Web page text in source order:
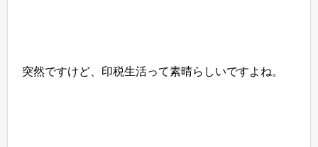
突然ですけど、印税生活って素晴らしいですよね。